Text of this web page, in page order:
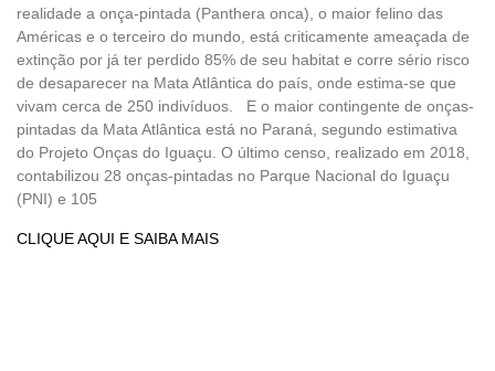
realidade a onça-pintada (Panthera onca), o maior felino das
Américas e o terceiro do mundo, está criticamente ameaçada de
extinção por já ter perdido 85% de seu habitat e corre sério risco
de desaparecer na Mata Atlântica do país, onde estima-se que
vivam cerca de 250 indivíduos. E o maior contingente de onças-
pintadas da Mata Atlântica está no Paraná, segundo estimativa
do Projeto Onças do Iguaçu. O último censo, realizado em 2018,
contabilizou 28 onças-pintadas no Parque Nacional do Iguaçu
(PNI) e 105
CLIQUE AQUI E SAIBA MAIS